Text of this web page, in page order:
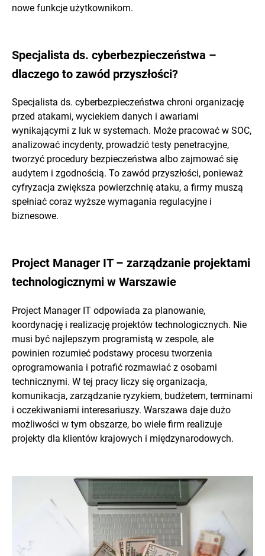
nowe funkcje użytkownikom.
Specjalista ds. cyberbezpieczeństwa –
dlaczego to zawód przyszłości?
Specjalista ds. cyberbezpieczeństwa chroni organizację
przed atakami, wyciekiem danych i awariami
wynikającymi z luk w systemach. Może pracować w SOC,
analizować incydenty, prowadzić testy penetracyjne,
tworzyć procedury bezpieczeństwa albo zajmować się
audytem i zgodnością. To zawód przyszłości, ponieważ
cyfryzacja zwiększa powierzchnię ataku, a firmy muszą
spełniać coraz wyższe wymagania regulacyjne i
biznesowe.
Project Manager IT – zarządzanie projektami
technologicznymi w Warszawie
Project Manager IT odpowiada za planowanie,
koordynację i realizację projektów technologicznych. Nie
musi być najlepszym programistą w zespole, ale
powinien rozumieć podstawy procesu tworzenia
oprogramowania i potrafić rozmawiać z osobami
technicznymi. W tej pracy liczy się organizacja,
komunikacja, zarządzanie ryzykiem, budżetem, terminami
i oczekiwaniami interesariuszy. Warszawa daje dużo
możliwości w tym obszarze, bo wiele firm realizuje
projekty dla klientów krajowych i międzynarodowych.